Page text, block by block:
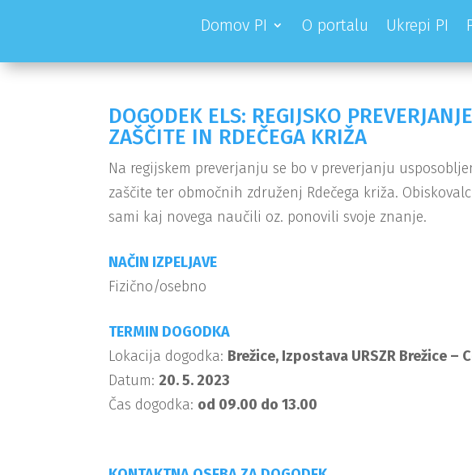
Domov PI O portalu Ukrepi PI
DOGODEK ELS: REGIJSKO
ZAŠČITE IN RDEČEGA KRIŽA
Na regijskem preverjanju se bo v preverjanju
zaščite ter območnih združenj Rdečega križa.
sami kaj novega naučili oz. ponovili svoje znanje.
NAČIN IZPELJAVE
Fizično/osebno
TERMIN DOGODKA
Lokacija dogodka: Brežice, Izpostava URSZR Brežice –
Datum: 20. 5. 2023
Čas dogodka: od 09.00 do 13.00